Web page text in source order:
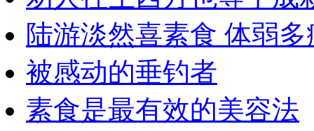
陆游淡然喜素食 体弱
被感动的垂钓者
素食是最有效的美容法